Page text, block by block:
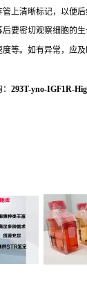
上清晰标记，以便后
要密切观察细胞的
等。如有异常，应
293T-yno-IGF1R-